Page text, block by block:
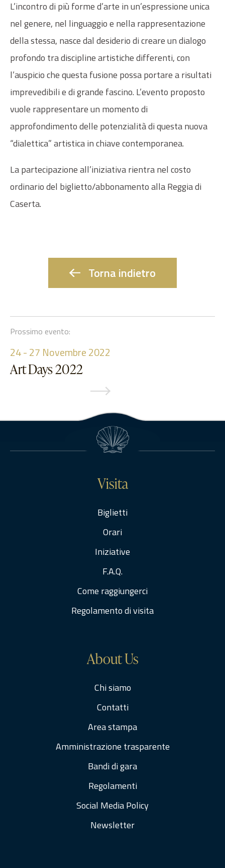
L’incontro di più forme d’arte in un’espressione unica
nel genere, nel linguaggio e nella rappresentazione
della stessa, nasce dal desiderio di creare un dialogo
profondo tra discipline artistiche differenti, con
l’auspicio che questa fusione possa portare a risultati
imprevedibili e di grande fascino. L’evento proposto
vuole rappresentare un momento di
approfondimento delle potenzialità di questa nuova
“dialettica” artistica in chiave contemporanea.
La partecipazione all’iniziativa rientra nel costo
ordinario del biglietto/abbonamento alla Reggia di
Caserta.
Torna indietro
Prossimo evento:
24-27 Novembre 2022
Art Days 2022
Visita
Biglietti
Orari
Iniziative
F.A.Q.
Come raggiungerci
Regolamento di visita
About Us
Chi siamo
Contatti
Area stampa
Amministrazione trasparente
Bandi di gara
Regolamenti
Social Media Policy
Newsletter